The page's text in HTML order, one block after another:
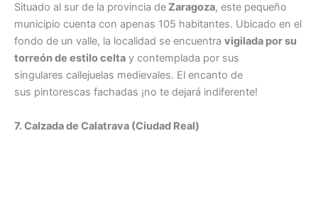
Situado al sur de la provincia deZaragoza, este pequeño
municipio cuenta con apenas 105 habitantes. Ubicado en el
fondo de un valle, la localidad se encuentra vigilada por su
torreón de estilo celta y contemplada por sus
singulares callejuelas medievales. El encanto de
sus pintorescas fachadas ¡no te dejará indiferente!
7. Calzada de Calatrava (Ciudad Real)